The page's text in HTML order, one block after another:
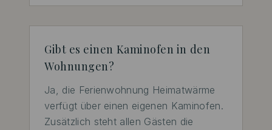
Gibt es einen Kaminofen in den
Wohnungen?
Ja, die Ferienwohnung Heimatwärme
verfügt über einen eigenen Kaminofen.
Zusätzlich steht allen Gästen die